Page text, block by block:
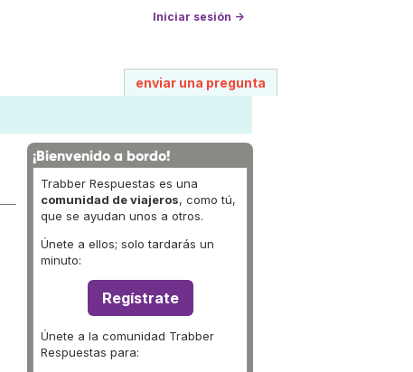
Iniciar sesión →
enviar una pregunta
¡Bienvenido a bordo!
Trabber Respuestas es una
comunidad de viajeros, como tú,
que se ayudan unos a otros.
Únete a ellos; solo tardarás un
minuto:
Regístrate
Únete a la comunidad Trabber
Respuestas para: